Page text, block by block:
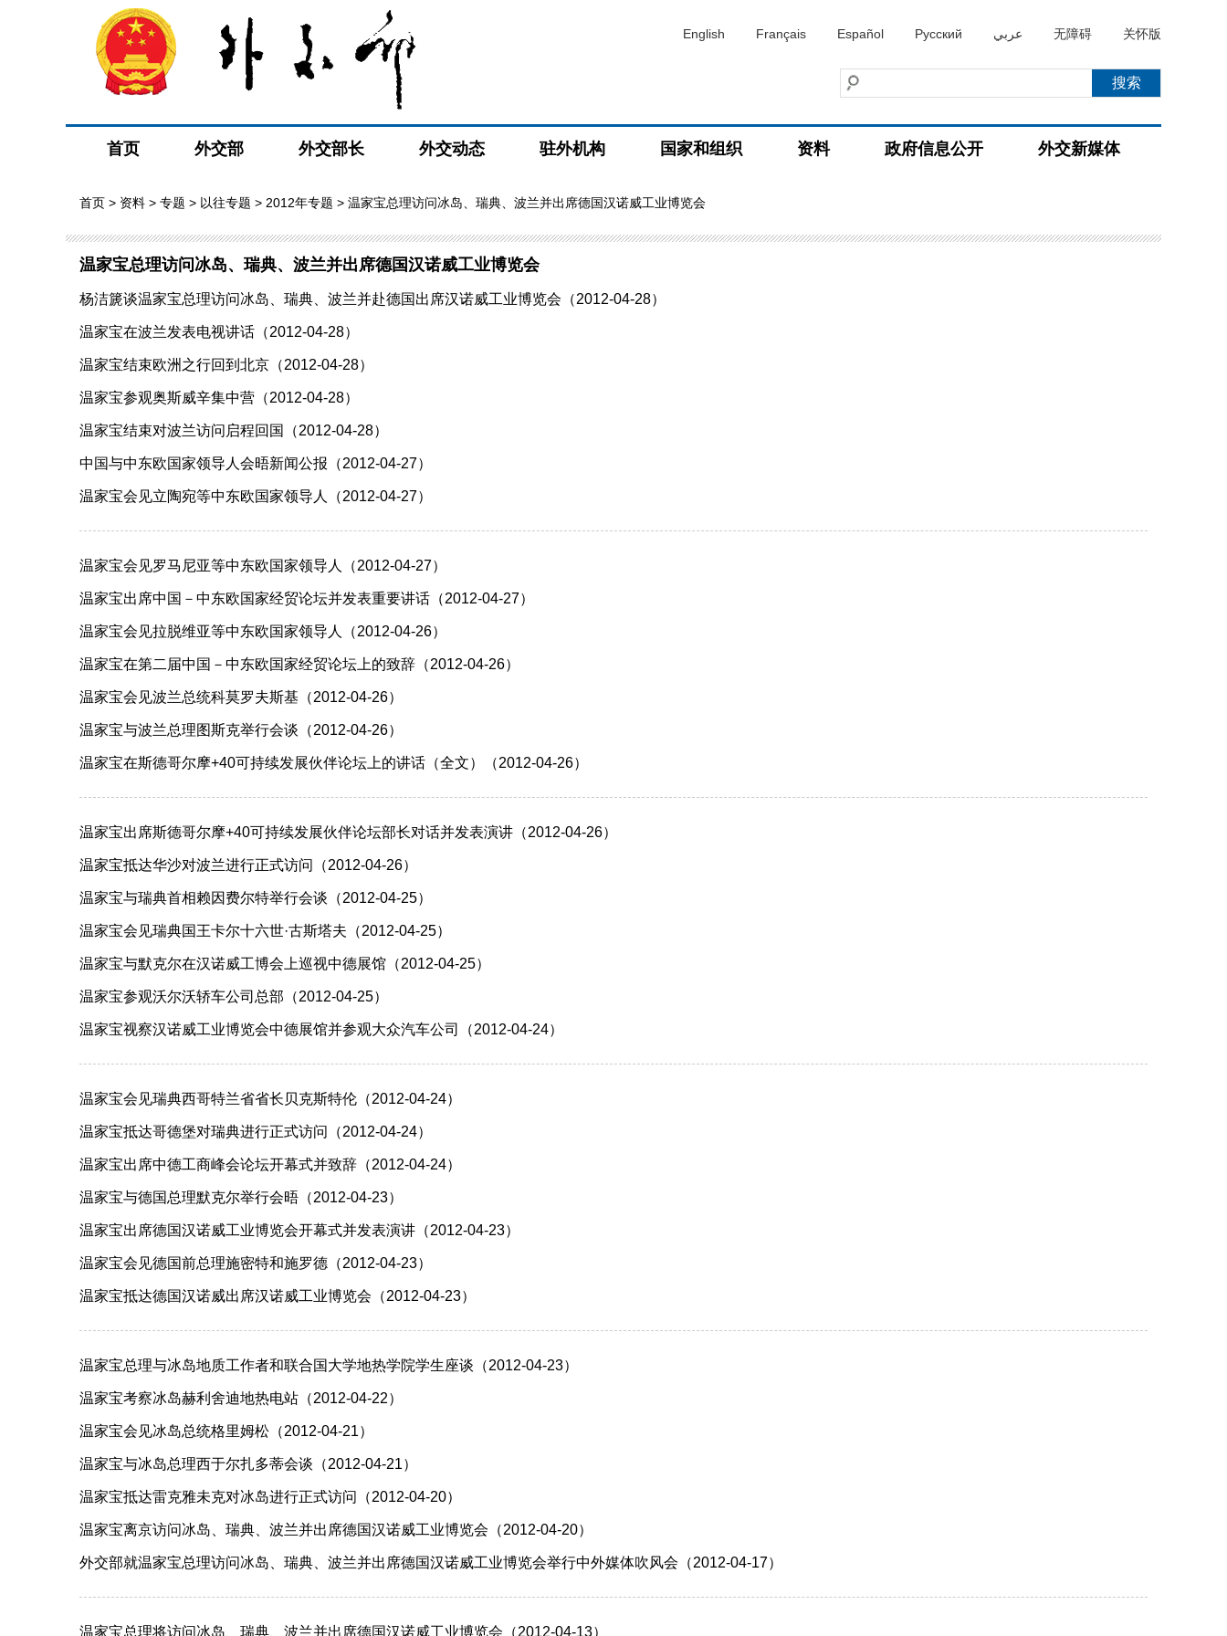
English Français Español Русский عربي 无障碍 关怀版
首页 外交部 外交部长 外交动态 驻外机构 国家和组织 资料 政府信息公开 外交新媒体
首页 > 资料 > 专题 > 以往专题 > 2012年专题 > 温家宝总理访问冰岛、瑞典、波兰并出席德国汉诺威工业博览会
温家宝总理访问冰岛、瑞典、波兰并出席德国汉诺威工业博览会
杨洁篪谈温家宝总理访问冰岛、瑞典、波兰并赴德国出席汉诺威工业博览会（2012-04-28）
温家宝在波兰发表电视讲话（2012-04-28）
温家宝结束欧洲之行回到北京（2012-04-28）
温家宝参观奥斯威辛集中营（2012-04-28）
温家宝结束对波兰访问启程回国（2012-04-28）
中国与中东欧国家领导人会晤新闻公报（2012-04-27）
温家宝会见立陶宛等中东欧国家领导人（2012-04-27）
温家宝会见罗马尼亚等中东欧国家领导人（2012-04-27）
温家宝出席中国－中东欧国家经贸论坛并发表重要讲话（2012-04-27）
温家宝会见拉脱维亚等中东欧国家领导人（2012-04-26）
温家宝在第二届中国－中东欧国家经贸论坛上的致辞（2012-04-26）
温家宝会见波兰总统科莫罗夫斯基（2012-04-26）
温家宝与波兰总理图斯克举行会谈（2012-04-26）
温家宝在斯德哥尔摩+40可持续发展伙伴论坛上的讲话（全文）（2012-04-26）
温家宝出席斯德哥尔摩+40可持续发展伙伴论坛部长对话并发表演讲（2012-04-26）
温家宝抵达华沙对波兰进行正式访问（2012-04-26）
温家宝与瑞典首相赖因费尔特举行会谈（2012-04-25）
温家宝会见瑞典国王卡尔十六世·古斯塔夫（2012-04-25）
温家宝与默克尔在汉诺威工博会上巡视中德展馆（2012-04-25）
温家宝参观沃尔沃轿车公司总部（2012-04-25）
温家宝视察汉诺威工业博览会中德展馆并参观大众汽车公司（2012-04-24）
温家宝会见瑞典西哥特兰省省长贝克斯特伦（2012-04-24）
温家宝抵达哥德堡对瑞典进行正式访问（2012-04-24）
温家宝出席中德工商峰会论坛开幕式并致辞（2012-04-24）
温家宝与德国总理默克尔举行会晤（2012-04-23）
温家宝出席德国汉诺威工业博览会开幕式并发表演讲（2012-04-23）
温家宝会见德国前总理施密特和施罗德（2012-04-23）
温家宝抵达德国汉诺威出席汉诺威工业博览会（2012-04-23）
温家宝总理与冰岛地质工作者和联合国大学地热学院学生座谈（2012-04-23）
温家宝考察冰岛赫利舍迪地热电站（2012-04-22）
温家宝会见冰岛总统格里姆松（2012-04-21）
温家宝与冰岛总理西于尔扎多蒂会谈（2012-04-21）
温家宝抵达雷克雅未克对冰岛进行正式访问（2012-04-20）
温家宝离京访问冰岛、瑞典、波兰并出席德国汉诺威工业博览会（2012-04-20）
外交部就温家宝总理访问冰岛、瑞典、波兰并出席德国汉诺威工业博览会举行中外媒体吹风会（2012-04-17）
温家宝总理将访问冰岛、瑞典、波兰并出席德国汉诺威工业博览会（2012-04-13）